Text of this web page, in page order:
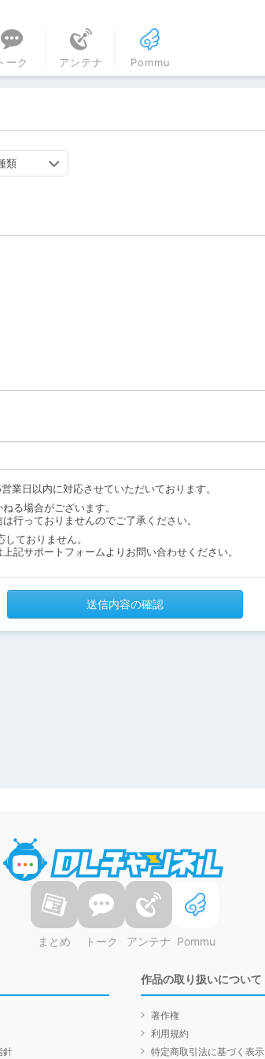
トーク アンテナ Pommu
類
業日以内に対応させていただいております。
る場合がございます。
行っておりませんのでご了承ください。
ておりません。
記サポートフォームよりお問い合わせください。
送信内容の確認
まとめ トーク アンテナ Pommu
針
作品の取り扱いについて
著作権
利用規約
特定商取引法に基づく表示